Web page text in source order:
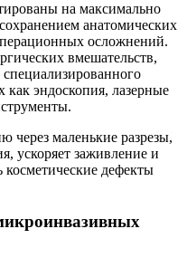
на максимально
анатомических
осложнений.
вмешательств,
как эндоскопия, лазерные
через маленькие разрезы,
ускоряет заживление и
косметические дефекты